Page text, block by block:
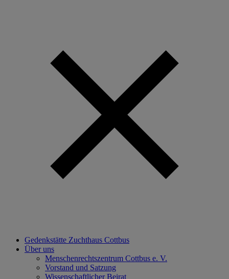
Gedenkstätte Zuchthaus Cottbus
Über uns
Menschenrechtszentrum Cottbus e. V.
Vorstand und Satzung
Wissenschaftlicher Beirat